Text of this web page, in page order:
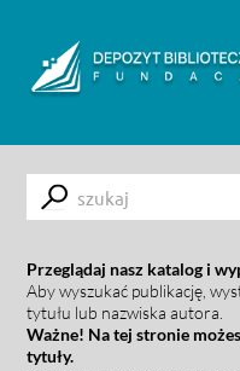
Submit
Przeglądaj nasz katalog i
Aby wyszukać publikację,
tytułu lub nazwiska autora.
Ważne! Na tej stronie
tytuły.